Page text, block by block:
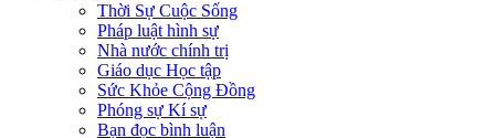
Thời Sự Cuộc Sống
Pháp luật hình sự
Nhà nước chính trị
Giáo dục Học tập
Sức Khỏe Cộng Đồng
Phóng sự Kí sự
Bạn đọc bình luận